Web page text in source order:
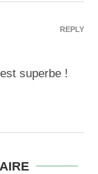
superbe !
REPLY